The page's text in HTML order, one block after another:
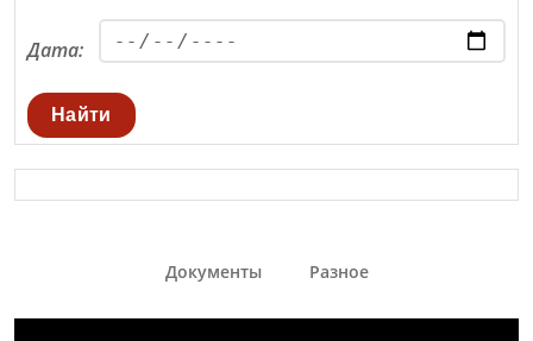
Дата:
Найти
Документы Разное